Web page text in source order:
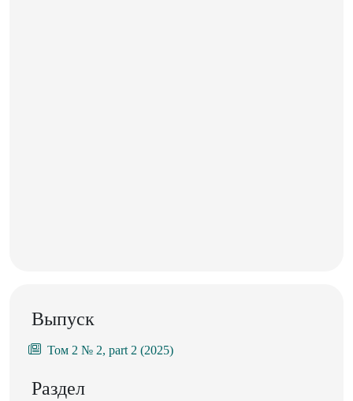
Выпуск
Том 2 № 2, part 2 (2025)
Раздел